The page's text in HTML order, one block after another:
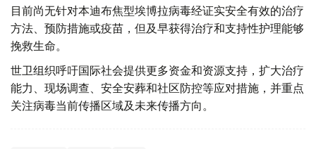
目前尚无针对本迪布焦型埃博拉病毒经证实安全有效的治疗
方法、预防措施或疫苗，但及早获得治疗和支持性护理能够
挽救生命。
世卫组织呼吁国际社会提供更多资金和资源支持，扩大治疗
能力、现场调查、安全安葬和社区防控等应对措施，并重点
关注病毒当前传播区域及未来传播方向。